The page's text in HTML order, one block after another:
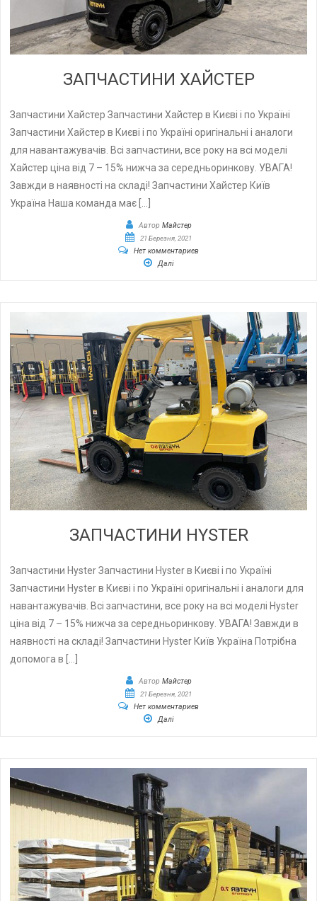
ЗАПЧАСТИНИ ХАЙСТЕР
Запчастини Хайстер Запчастини Хайстер в Києві і по Україні
Запчастини Хайстер в Києві і по Україні оригінальні і аналоги
для навантажувачів. Всі запчастини, все року на всі моделі
Хайстер ціна від 7 – 15% нижча за середньоринкову. УВАГА!
Завжди в наявності на складі! Запчастини Хайстер Київ
Україна Наша команда має […]
Автор Майстер
21 Березня, 2021
Нет комментариев
Далі
ЗАПЧАСТИНИ HYSTER
Запчастини Hyster Запчастини Hyster в Києві і по Україні
Запчастини Hyster в Києві і по Україні оригінальні і аналоги для
навантажувачів. Всі запчастини, все року на всі моделі Hyster
ціна від 7 – 15% нижча за середньоринкову. УВАГА! Завжди в
наявності на складі! Запчастини Hyster Київ Україна Потрібна
допомога в […]
Автор Майстер
21 Березня, 2021
Нет комментариев
Далі